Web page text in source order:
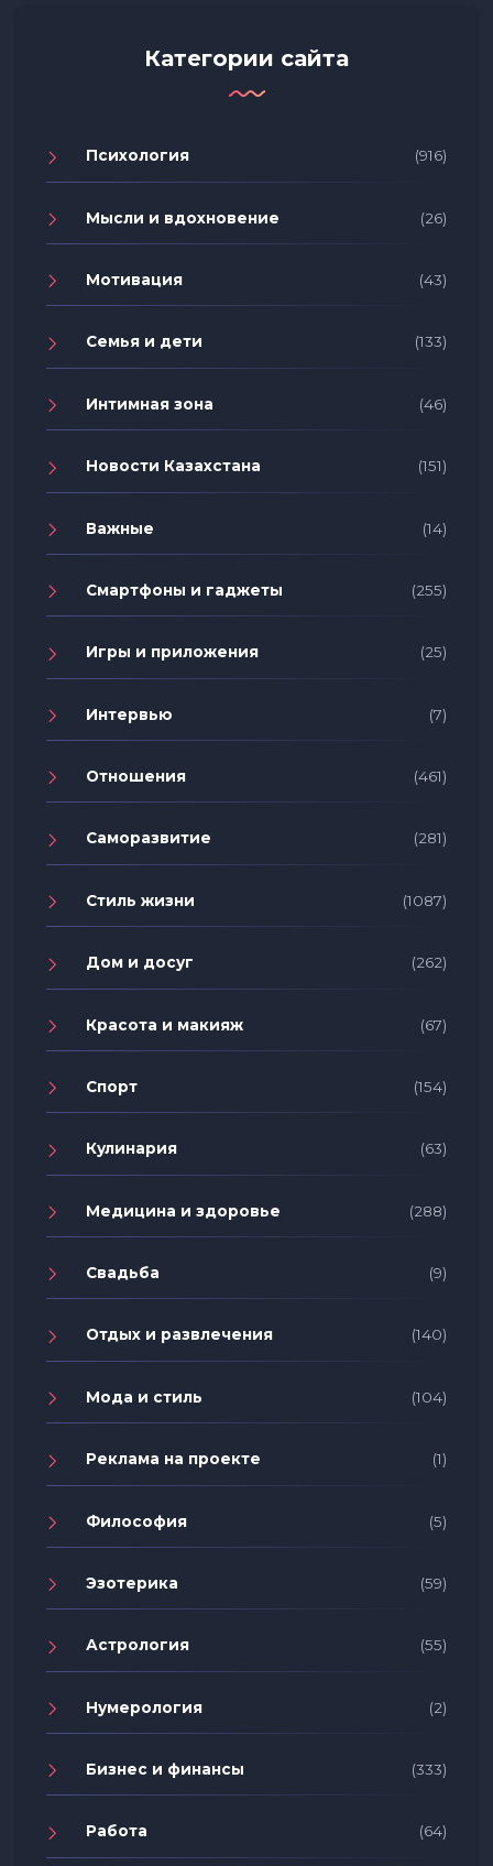
Категории сайта
Психология (916)
Мысли и вдохновение (26)
Мотивация (43)
Семья и дети (133)
Интимная зона (46)
Новости Казахстана (151)
Важные (14)
Смартфоны и гаджеты (255)
Игры и приложения (25)
Интервью (7)
Отношения (461)
Саморазвитие (281)
Стиль жизни (1087)
Дом и досуг (262)
Красота и макияж (67)
Спорт (154)
Кулинария (63)
Медицина и здоровье (288)
Свадьба (9)
Отдых и развлечения (140)
Мода и стиль (104)
Реклама на проекте (1)
Философия (5)
Эзотерика (59)
Астрология (55)
Нумерология (2)
Бизнес и финансы (333)
Работа (64)